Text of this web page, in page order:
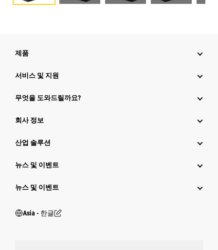
제품
서비스 및 지원
무엇을 도와드릴까요?
회사 정보
산업 솔루션
뉴스 및 이벤트
뉴스 및 이벤트
Asia - 한글